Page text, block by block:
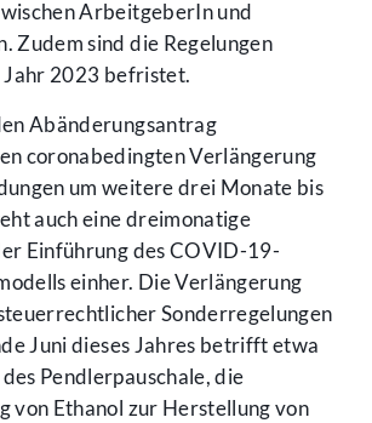
ArbeitgeberIn und
Zudem sind die Regelungen
Jahr 2023 befristet.
Abänderungsantrag
coronabedingten Verlängerung
um weitere drei Monate bis
auch eine dreimonatige
Einführung des COVID-19-
einher. Die Verlängerung
Sonderregelungen
Juni dieses Jahres betrifft etwa
Pendlerpauschale, die
von Ethanol zur Herstellung von